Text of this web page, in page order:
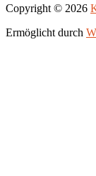
Copyright © 2026
Ermöglicht durch